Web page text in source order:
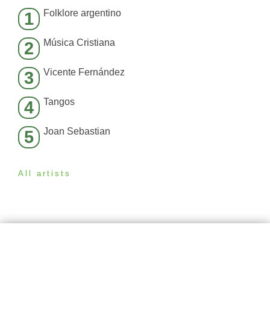
1 Folklore argentino
2 Música Cristiana
3 Vicente Fernández
4 Tangos
5 Joan Sebastian
All artists